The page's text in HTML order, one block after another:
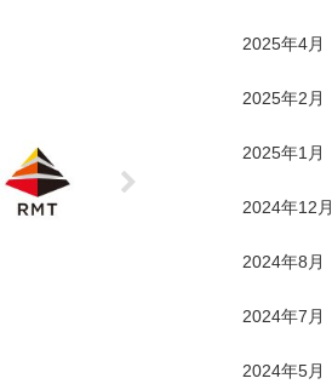
2025年4月
2025年2月
2025年1月
2024年12月
2024年8月
2024年7月
2024年5月